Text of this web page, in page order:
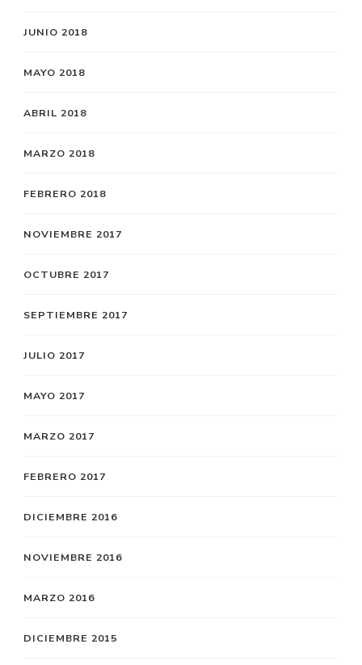
JUNIO 2018
MAYO 2018
ABRIL 2018
MARZO 2018
FEBRERO 2018
NOVIEMBRE 2017
OCTUBRE 2017
SEPTIEMBRE 2017
JULIO 2017
MAYO 2017
MARZO 2017
FEBRERO 2017
DICIEMBRE 2016
NOVIEMBRE 2016
MARZO 2016
DICIEMBRE 2015